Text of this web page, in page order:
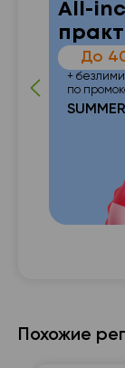
All-
До
+
по
Похожие